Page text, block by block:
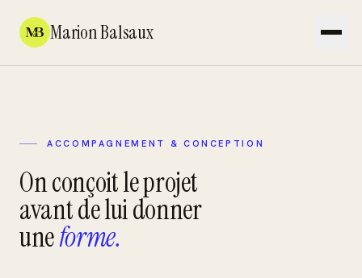
Marion Balsaux
Services
Accompagnement & conception
Clarifier le projet et l'expérience
Direction artistique & réalisation
→
ACCOMPAGNEMENT & CONCEPTION
On conçoit le projet
avant de lui donner
uneforme.